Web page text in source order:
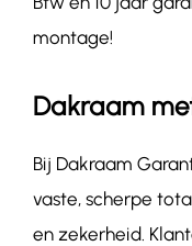
montage!
Dakraam
Bij Dakraam
vaste, scherpe
en zekerheid.